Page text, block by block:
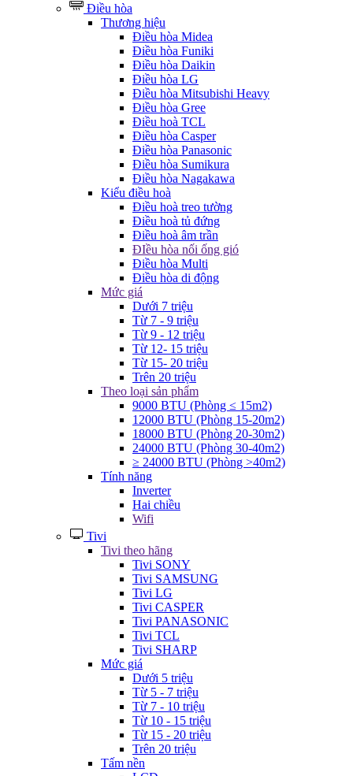
Điều hòa
Thương hiệu
Điều hòa Midea
Điều hòa Funiki
Điều hòa Daikin
Điều hòa LG
Điều hòa Mitsubishi Heavy
Điều hòa Gree
Điều hoà TCL
Điều hòa Casper
Điều hòa Panasonic
Điều hòa Sumikura
Điều hòa Nagakawa
Kiểu điều hoà
Điều hoà treo tường
Điều hoà tủ đứng
Điều hoà âm trần
ĐIều hòa nối ống gió
Điều hòa Multi
Điều hòa di động
Mức giá
Dưới 7 triệu
Từ 7 - 9 triệu
Từ 9 - 12 triệu
Từ 12- 15 triệu
Từ 15- 20 triệu
Trên 20 triệu
Theo loại sản phẩm
9000 BTU (Phòng ≤ 15m2)
12000 BTU (Phòng 15-20m2)
18000 BTU (Phòng 20-30m2)
24000 BTU (Phòng 30-40m2)
≥ 24000 BTU (Phòng >40m2)
Tính năng
Inverter
Hai chiều
Wifi
Tivi
Tivi theo hãng
Tivi SONY
Tivi SAMSUNG
Tivi LG
Tivi CASPER
Tivi PANASONIC
Tivi TCL
Tivi SHARP
Mức giá
Dưới 5 triệu
Từ 5 - 7 triệu
Từ 7 - 10 triệu
Từ 10 - 15 triệu
Từ 15 - 20 triệu
Trên 20 triệu
Tấm nền